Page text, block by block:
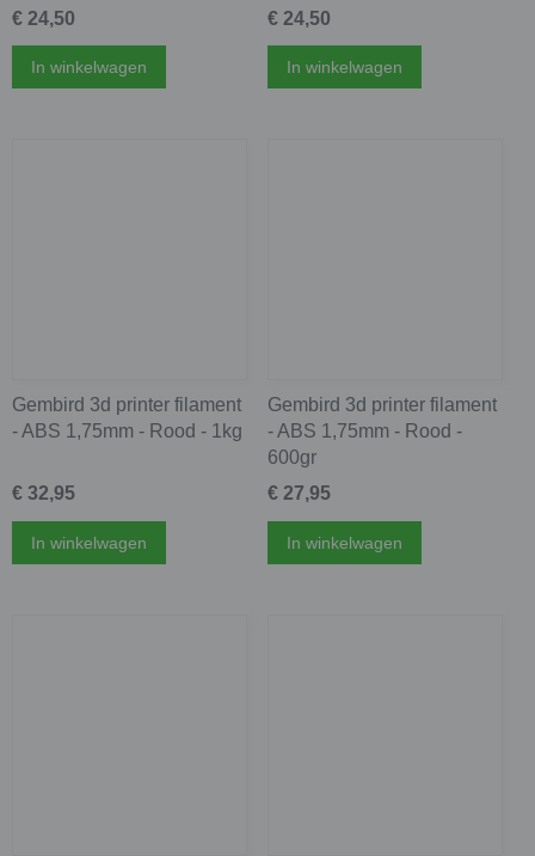
€ 24,50
In winkelwagen
€ 24,50
In winkelwagen
Gembird 3d printer filament
- ABS 1,75mm - Rood - 1kg
€ 32,95
In winkelwagen
Gembird 3d printer filament
- ABS 1,75mm - Rood -
600gr
€ 27,95
In winkelwagen